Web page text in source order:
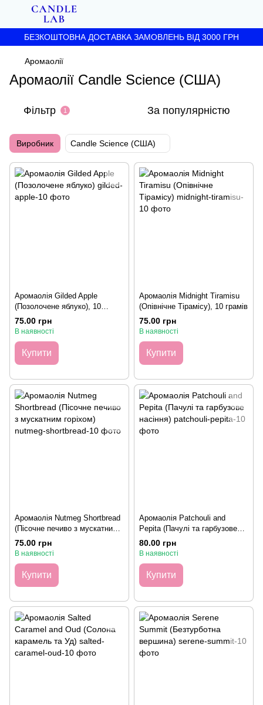
БЕЗКОШТОВНА ДОСТАВКА ЗАМОВЛЕНЬ ВІД 3000 ГРН
Аромаолії
Аромаолії Candle Science (США)
Фільтр 1 За популярністю
Виробник Candle Science (США)
Аромаолія Gilded Apple
(Позолочене яблуко), 10
грамів
75.00 грн
В наявності
Купити
Аромаолія Midnight Tiramisu
(Опівнічне Тірамісу), 10 грамів
75.00 грн
В наявності
Купити
Аромаолія Nutmeg Shortbread
(Пісочне печиво з мускатним
горіхом), 10 грамів
75.00 грн
В наявності
Купити
Аромаолія Patchouli and
Pepita (Пачулі та гарбузове
насіння), 10 грамів
80.00 грн
В наявності
Купити